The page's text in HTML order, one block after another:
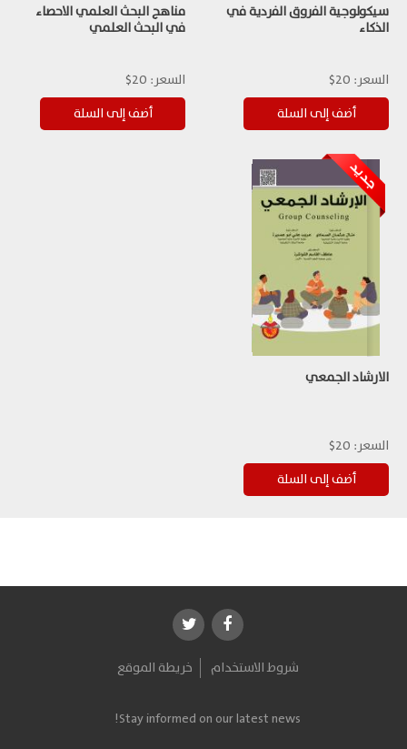
سيكولوجية الفروق الفردية في
الذكاء
السعر: 20$
مناهج البحث العلمي الاحصاء
في البحث العلمي
السعر: 20$
الارشاد الجمعي
السعر: 20$
شروط الاستخدام خريطة الموقع
Stay informed on our latest news!